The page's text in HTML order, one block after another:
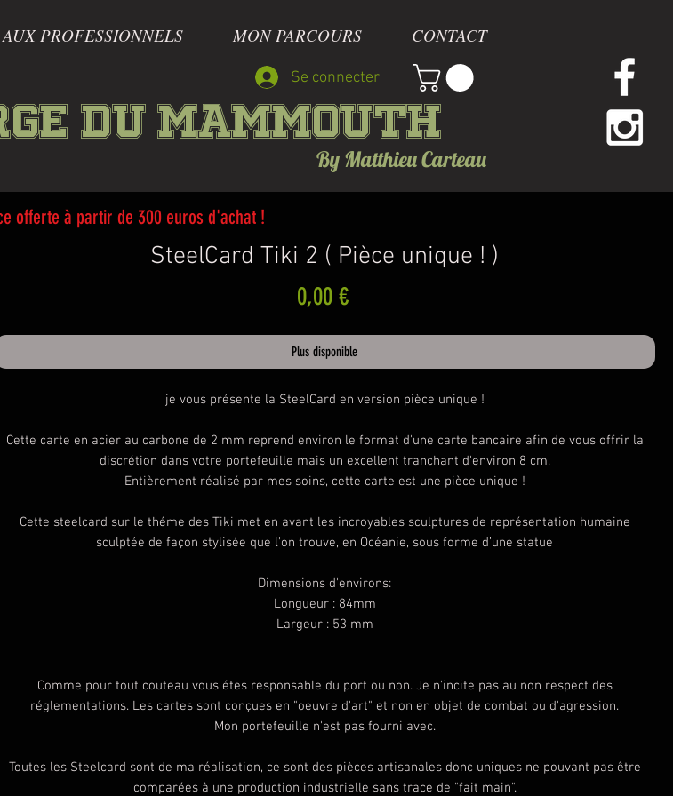
PROFESSIONNELS MON PARCOURS CONTACT
du Mammouth
By Matthieu Carteau
Se connecter
offerte à partir de 300 euros d'achat !
SteelCard Tiki 2 ( Pièce unique ! )
0,00 €Prix
Plus disponible
je vous présente la SteelCard en version pièce unique !
Cette carte en acier au carbone de 2 mm reprend environ le format d'une carte bancaire afin de vous offrir la
discrétion dans votre portefeuille mais un excellent tranchant d'environ 8 cm.
Entièrement réalisé par mes soins, cette carte est une pièce unique !
Cette steelcard sur le théme des Tiki met en avant les incroyables sculptures de représentation humaine
sculptée de façon stylisée que l'on trouve, en Océanie, sous forme d’une statue
Dimensions d'environs:
Longueur : 84mm
Largeur : 53 mm
Comme pour tout couteau vous étes responsable du port ou non. Je n'incite pas au non respect des
réglementations. Les cartes sont conçues en "oeuvre d'art" et non en objet de combat ou d'agression.
Mon portefeuille n'est pas fourni avec.
Toutes les Steelcard sont de ma réalisation, ce sont des pièces artisanales donc uniques ne pouvant pas être
comparées à une production industrielle sans trace de "fait main".